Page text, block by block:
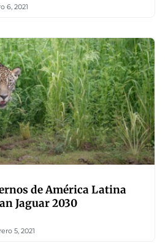
6, 2021
de América Latina
Jaguar 2030
5, 2021